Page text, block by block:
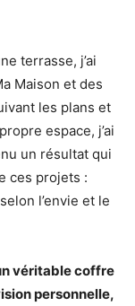
terrasse, j’ai
Maison et des
les plans et
espace, j’ai
un résultat qui
ces projets :
l’envie et le
véritable coffre
personnelle,